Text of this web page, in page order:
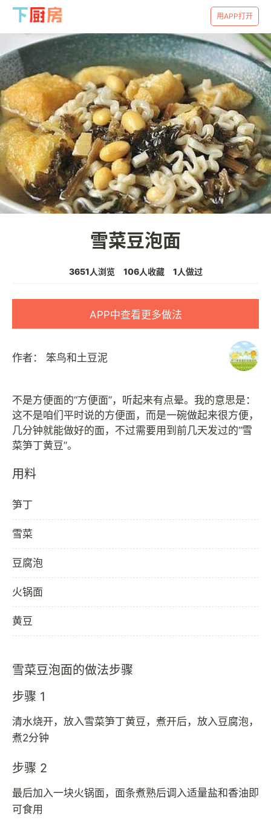
用APP打开
雪菜豆泡面
3651人浏览 106人收藏 1人做过
APP中查看更多做法
作者： 笨鸟和土豆泥
不是方便面的“方便面”，听起来有点晕。我的意思是：
这不是咱们平时说的方便面，而是一碗做起来很方便，
几分钟就能做好的面，不过需要用到前几天发过的“雪
用料
笋丁
雪菜
豆腐泡
火锅面
黄豆
雪菜豆泡面的做法步骤
步骤 1
清水烧开，放入雪菜笋丁黄豆，煮开后，放入豆腐泡，
煮2分钟
步骤 2
最后加入一块火锅面，面条煮熟后调入适量盐和香油即
可食用